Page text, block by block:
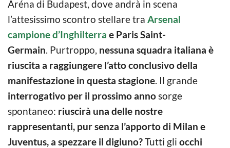
Aréna di Budapest, dove andrà in scena
l’attesissimo scontro stellare tra Arsenal
campione d’Inghilterra e Paris Saint-
Germain. Purtroppo, nessuna squadra italiana è
riuscita a raggiungere l’atto conclusivo della
manifestazione in questa stagione. Il grande
interrogativo per il prossimo annosorge
spontaneo: riuscirà una delle nostre
rappresentanti, pur senza l’apporto di Milan e
Juventus, a spezzare il digiuno?Tutti gli occhi